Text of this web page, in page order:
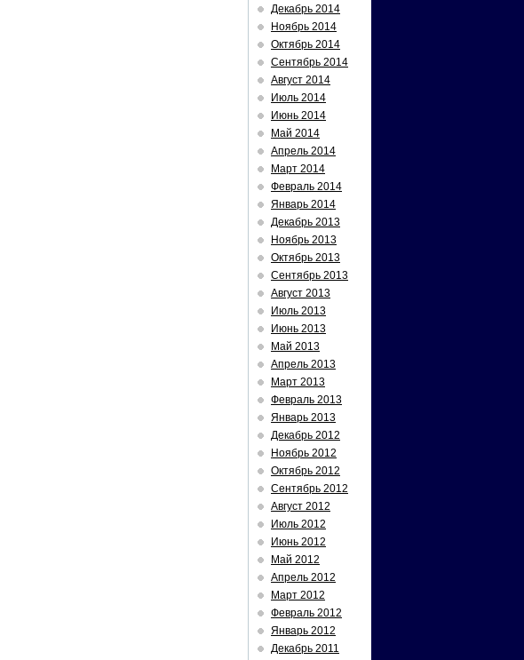
Декабрь 2014
Ноябрь 2014
Октябрь 2014
Сентябрь 2014
Август 2014
Июль 2014
Июнь 2014
Май 2014
Апрель 2014
Март 2014
Февраль 2014
Январь 2014
Декабрь 2013
Ноябрь 2013
Октябрь 2013
Сентябрь 2013
Август 2013
Июль 2013
Июнь 2013
Май 2013
Апрель 2013
Март 2013
Февраль 2013
Январь 2013
Декабрь 2012
Ноябрь 2012
Октябрь 2012
Сентябрь 2012
Август 2012
Июль 2012
Июнь 2012
Май 2012
Апрель 2012
Март 2012
Февраль 2012
Январь 2012
Декабрь 2011